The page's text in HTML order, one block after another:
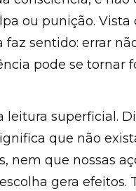
ou punição. Vista
faz sentido: errar
pode se tornar
leitura superficial.
que não
nem que nossas
gera efeitos.